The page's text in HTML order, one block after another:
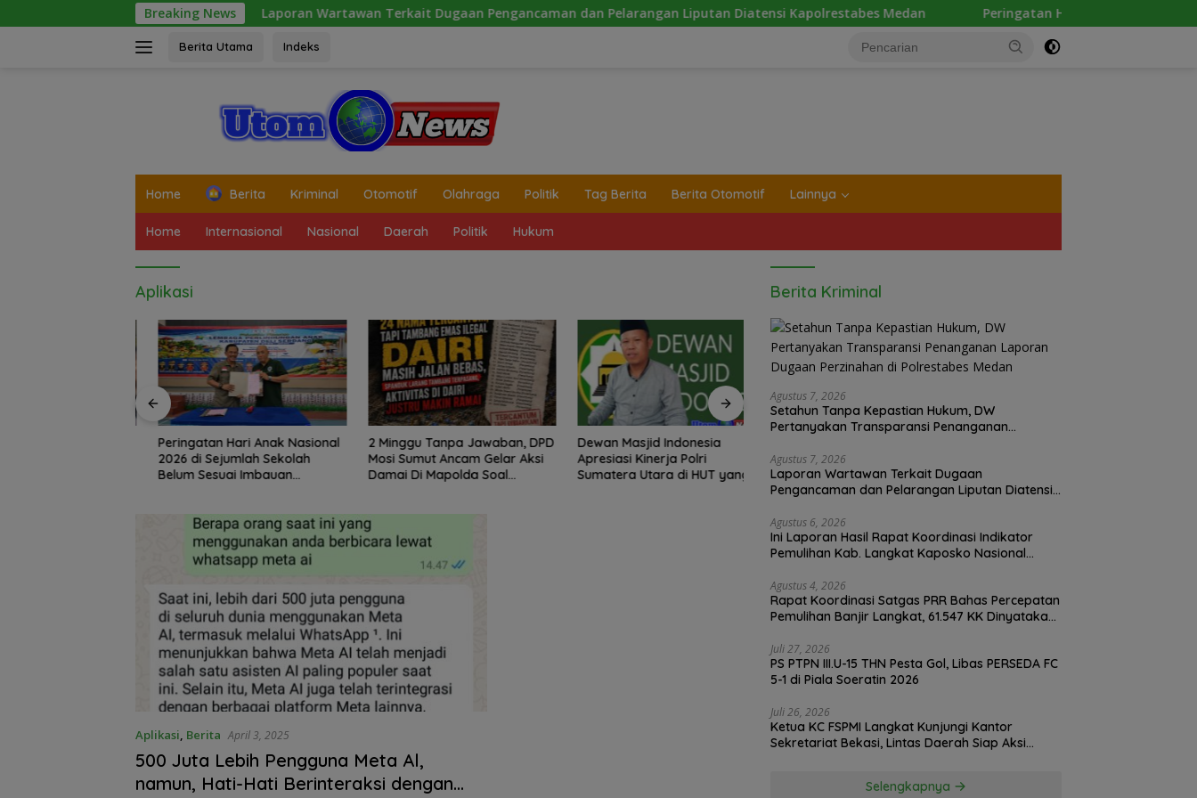
ke
Breaking News
Laporan Wartawan Terkait Dugaan Pengancaman dan Pelarangan Liputan Diatensi Kapolrestabes Medan Peringatan Hari Anak Nasional 2026 di Sejumlah
Berita Utama Indeks
Home Berita Kriminal Otomotif Olahraga Politik Tag Berita Berita Otomotif Lainnya
Home Internasional Nasional Daerah Politik Hukum
Aplikasi
Peringatan Hari Anak Nasional
2026 di Sejumlah Sekolah
Belum Sesuai Imbauan
2 Minggu Tanpa Jawaban, DPD
Mosi Sumut Ancam Gelar Aksi
Damai Di Mapolda Soal
Whisnu Hermawan Bersikap
Tegas .
Dewan Masjid Indonesia
Apresiasi Kinerja Polri
Sumatera Utara di HUT yang
Langsung, Pastikan Rehab
Rekon Pasca Banjir Deli
Serdang Tepat Sasaran
Dibekali Art & Culture Class di
Lubuk Pakam”
Aplikasi, Berita April 3, 2025
500 Juta Lebih Pengguna Meta Al,
namun, Hati-Hati Berinteraksi dengan
Berita Kriminal
Agustus 7, 2026
Setahun Tanpa Kepastian Hukum, DW
Pertanyakan Transparansi Penanganan
Medan
Agustus 7, 2026
Laporan Wartawan Terkait Dugaan
Pengancaman dan Pelarangan Liputan Diatensi
Agustus 6, 2026
Ini Laporan Hasil Rapat Koordinasi Indikator
Pemulihan Kab. Langkat Kaposko Nasional
Agustus 4, 2026
Rapat Koordinasi Satgas PRR Bahas Percepatan
Pemulihan Banjir Langkat, 61.547 KK Dinyatakan
Juli 27, 2026
PS PTPN III.U-15 THN Pesta Gol, Libas PERSEDA FC
5-1 di Piala Soeratin 2026
Juli 26, 2026
Ketua KC FSPMI Langkat Kunjungi Kantor
Sekretariat Bekasi, Lintas Daerah Siap Aksi
Selengkapnya